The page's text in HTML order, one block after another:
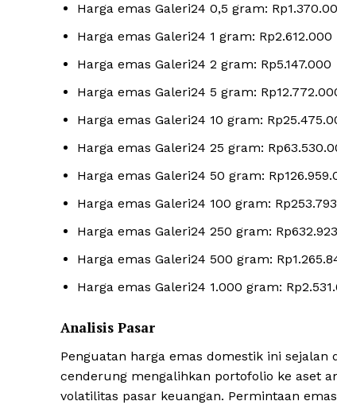
Harga emas Galeri24 0,5 gram:
Harga emas Galeri24 1 gram: Rp2.612.000
Harga emas Galeri24 2 gram: Rp5.147.000
Harga emas Galeri24 5 gram:
Harga emas Galeri24 10 gram:
Harga emas Galeri24 25 gram:
Harga emas Galeri24 50 gram:
Harga emas Galeri24 100 gram:
Harga emas Galeri24 250 gram:
Harga emas Galeri24 500 gram:
Harga emas Galeri24 1.000 gram:
Analisis Pasar
Penguatan harga emas domestik ini
cenderung mengalihkan portofolio ke aset
volatilitas pasar keuangan. Permintaan